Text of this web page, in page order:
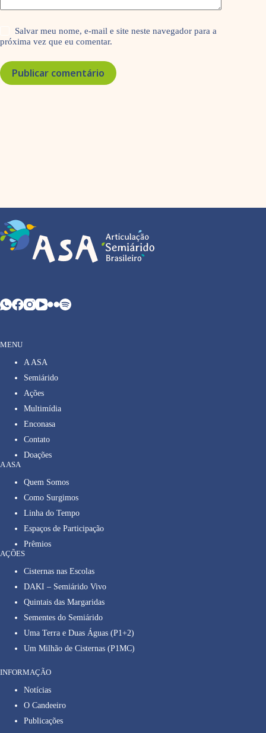
Salvar meu nome, e-mail e site neste navegador para a
próxima vez que eu comentar.
Publicar comentário
MENU
A ASA
Semiárido
Ações
Multimídia
Enconasa
Contato
Doações
A ASA
Quem Somos
Como Surgimos
Linha do Tempo
Espaços de Participação
Prêmios
AÇÕES
Cisternas nas Escolas
DAKI – Semiárido Vivo
Quintais das Margaridas
Sementes do Semiárido
Uma Terra e Duas Águas (P1+2)
Um Milhão de Cisternas (P1MC)
INFORMAÇÃO
Notícias
O Candeeiro
Publicações